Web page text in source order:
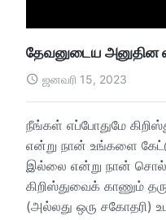
தேவனுடைய அனுதின
ஜனவரி 15, 2023
நீங்கள் எப்போதுமே
என்று நான் உங்களை
இல்லை என்று நான்
கிறிஸ்துவைக் காணும்
(அல்லது ஒரு சகோதரி)